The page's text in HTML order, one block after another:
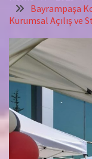
Bayrampaşa
Kurumsal Açılış ve